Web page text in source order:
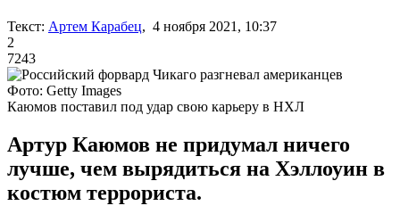
Текст: Артем Карабец, 4 ноября 2021, 10:37
2
7243
Фото: Getty Images
Каюмов поставил под удар свою карьеру в НХЛ
Артур Каюмов не придумал ничего
лучше, чем вырядиться на Хэллоуин в
костюм террориста.